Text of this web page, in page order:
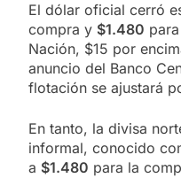
El dólar oficial cerró
compra y $1.480
Nación, $15 por
anuncio del Banco
flotación se ajustará
En tanto, la divisa
informal, conocido
a $1.480 para la